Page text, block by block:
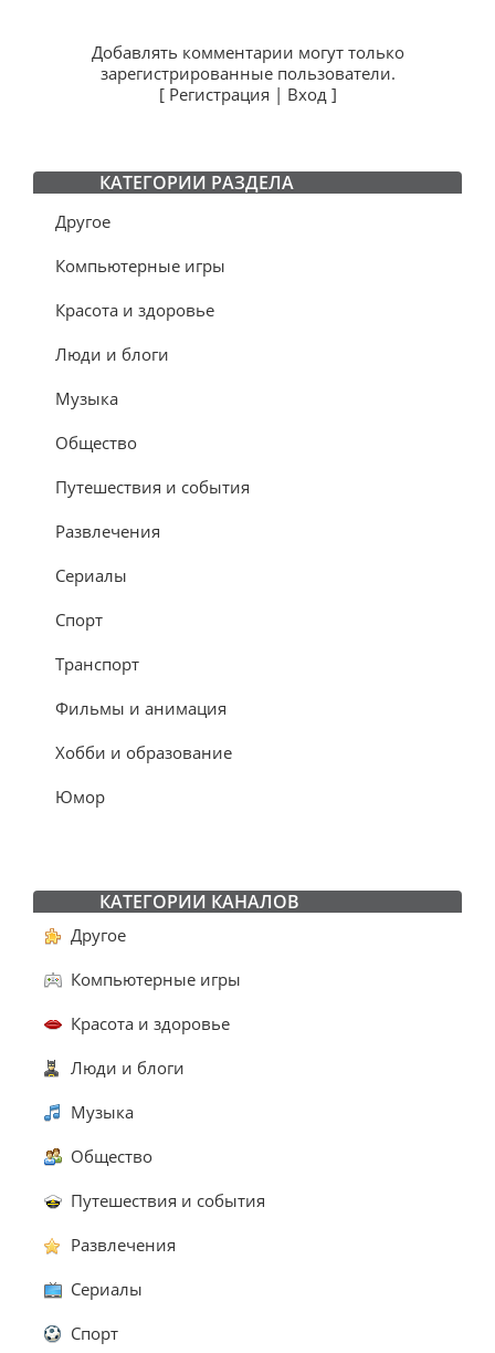
Добавлять комментарии могут только
зарегистрированные пользователи.
[ Регистрация | Вход]
КАТЕГОРИИ РАЗДЕЛА
Другое
Компьютерные игры
Красота и здоровье
Люди и блоги
Музыка
Общество
Путешествия и события
Развлечения
Сериалы
Спорт
Транспорт
Фильмы и анимация
Хобби и образование
Юмор
КАТЕГОРИИ КАНАЛОВ
Другое
Компьютерные игры
Красота и здоровье
Люди и блоги
Музыка
Общество
Путешествия и события
Развлечения
Сериалы
Спорт